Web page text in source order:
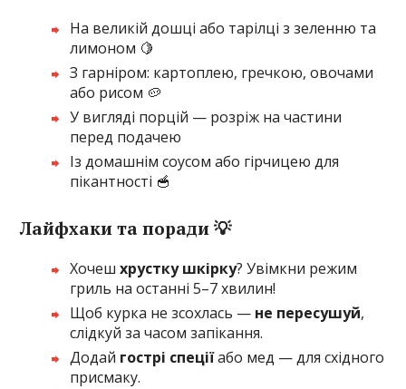
На великій дошці або тарілці з зеленню та
лимоном 🍋
З гарніром: картоплею, гречкою, овочами
або рисом 🥔
У вигляді порцій — розріж на частини
перед подачею
Із домашнім соусом або гірчицею для
пікантності 🥣
Лайфхаки та поради 💡
Хочешхрустку шкірку? Увімкни режим
гриль на останні 5–7 хвилин!
Щоб курка не зсохлась — не пересушуй,
слідкуй за часом запікання.
Додай гострі спеціїабо мед — для східного
присмаку.